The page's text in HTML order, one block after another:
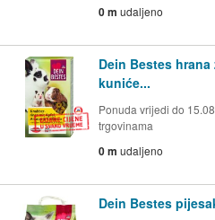
0 m udaljeno
Dein Bestes
kuniće...
Ponuda vrijedi do
trgovinama
0 m udaljeno
Dein Bestes